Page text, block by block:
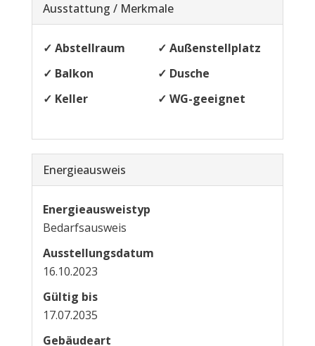
Ausstattung / Merkmale
✓ Abstellraum
✓ Außenstellplatz
✓ Balkon
✓ Dusche
✓ Keller
✓ WG-geeignet
Energieausweis
Energieausweistyp
Bedarfs­ausweis
Ausstellungsdatum
16.10.2023
Gültig bis
17.07.2035
Gebäudeart